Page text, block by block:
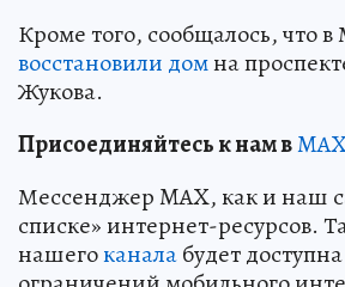
Кроме того, сообщалось, что
восстановили домна
Жукова.
Присоединяйтесь к нам в
Мессенджер MAX, как и наш
списке» интернет-ресурсов.
нашегоканалабудет